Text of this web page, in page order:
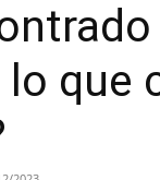
lo que